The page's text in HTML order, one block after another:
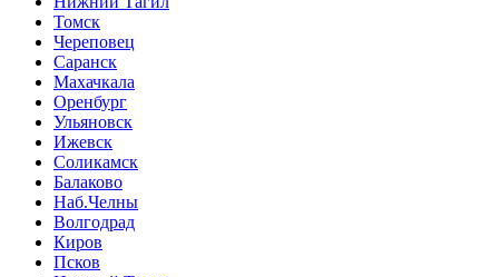
Томск
Череповец
Саранск
Махачкала
Оренбург
Ульяновск
Ижевск
Соликамск
Балаково
Наб.Челны
Волгодрад
Киров
Псков